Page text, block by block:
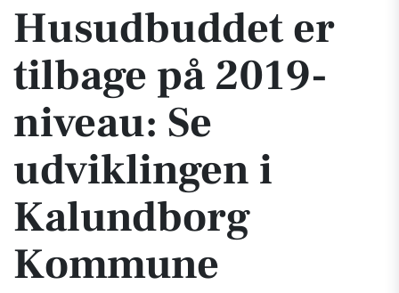
Husudbuddet er
tilbage på 2019-
niveau: Se
udviklingen i
Kalundborg
Kommune